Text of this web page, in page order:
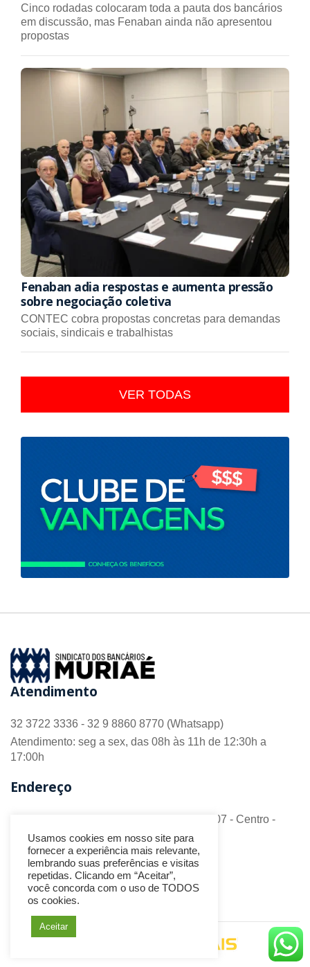
Cinco rodadas colocaram toda a pauta dos bancários
em discussão, mas Fenaban ainda não apresentou
propostas
Fenaban adia respostas e aumenta pressão
sobre negociação coletiva
CONTEC cobra propostas concretas para demandas
sociais, sindicais e trabalhistas
VER TODAS
Atendimento
32 3722 3336 - 32 9 8860 8770 (Whatsapp)
Atendimento: seg a sex, das 08h às 11h de 12:30h a
17:00h
Endereço
R. Barão do Monte Alto nº 70 - Sala 306/307 - Centro -
CEP 36.880-018 - Muriaé/MG
Redes Sociais
Usamos cookies em nosso site para
fornecer a experiência mais relevante,
lembrando suas preferências e visitas
repetidas. Clicando em “Aceitar”,
você concorda com o uso de TODOS
os cookies.
Aceitar